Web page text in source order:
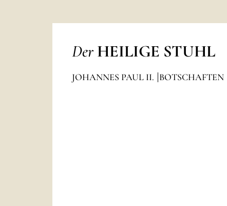
Der HEILIGE STUHL
JOHANNES PAUL II. BOTSCHAFTEN